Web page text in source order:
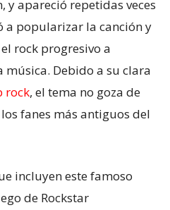
y apareció repetidas veces
a popularizar la canción y
rock progresivo a
música. Debido a su clara
rock, el tema no goza de
fanes más antiguos del
incluyen este famoso
de Rockstar